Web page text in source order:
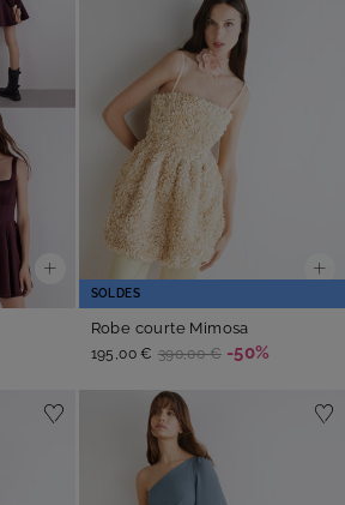
SOLDES
Robe courte Mimosa
195,00 € 390,00 € -50%